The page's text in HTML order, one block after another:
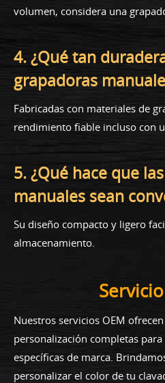
volumen, considera una
4. ¿Qué tan
grapadoras
Fabricadas con materiales de
rendimiento fiable incluso con
5. ¿Qué hace que
manuales sean
Su diseño compacto y ligero
almacenamiento.
Nuestros servicios OEM
personalización completas
específicas de marca.
personalizar el color de tu